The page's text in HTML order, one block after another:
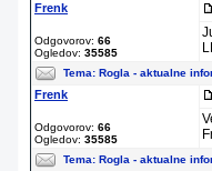
Frenk
Odgovorov: 66
Ogledov: 35585
Tema: Rogla - aktualne
Frenk
Odgovorov: 66
Ogledov: 35585
Tema: Rogla - aktualne